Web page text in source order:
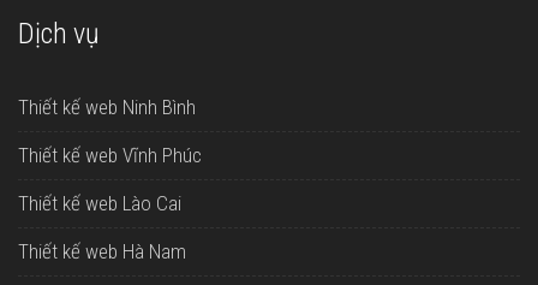
Dịch vụ
Thiết kế web Ninh Bình
Thiết kế web Vĩnh Phúc
Thiết kế web Lào Cai
Thiết kế web Hà Nam